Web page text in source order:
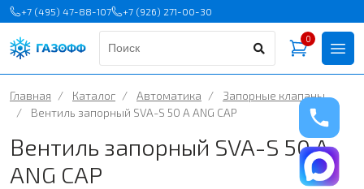
+7 (495) 47-88-107 +7 (926) 271-00-30
0
Главная / Каталог / Автоматика /
Запорные клапаны
/
Вентиль запорный SVA-S 50 A ANG CAP
Вентиль запорный SVA-S 50 A
ANG CAP